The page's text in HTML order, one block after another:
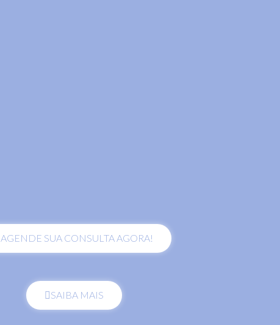
AGENDE SUA CONSULTA AGORA!
SAIBA MAIS